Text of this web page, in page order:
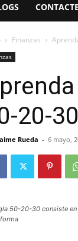
Economia
Finanzas
20-30
Rueda - 6 mayo,
50-20-30 consiste